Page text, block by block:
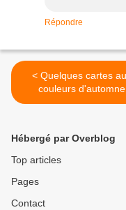
Répondre
< Quelques cartes aux
couleurs d'automne
Hébergé par Overblog
Top articles
Pages
Contact